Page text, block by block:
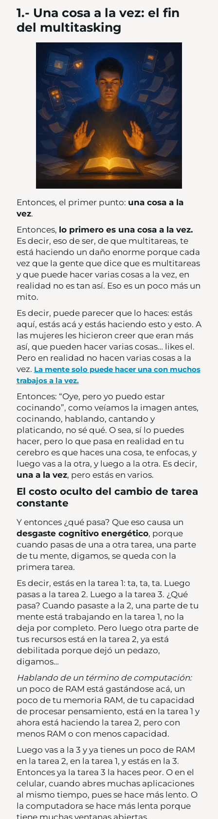
1.- Una cosa a la vez: el fin
del multitasking
Entonces, el primer punto: una cosa a la
vez.
Entonces, lo primero es una cosa a la vez.
Es decir, eso de ser, de que multitareas, te
está haciendo un daño enorme porque cada
vez que la gente que dice que es multitareas
y que puede hacer varias cosas a la vez, en
realidad no es tan así. Eso es un poco más un
mito.
Es decir, puede parecer que lo haces: estás
aquí, estás acá y estás haciendo esto y esto. A
las mujeres les hicieron creer que eran más
así, que pueden hacer varias cosas… likes el.
Pero en realidad no hacen varias cosas a la
vez. La mente solo puede hacer una con muchos
trabajos a la vez.
Entonces: “Oye, pero yo puedo estar
cocinando”, como veíamos la imagen antes,
cocinando, hablando, cantando y
platicando, no sé qué. O sea, sí lo puedes
hacer, pero lo que pasa en realidad en tu
cerebro es que haces una cosa, te enfocas, y
luego vas a la otra, y luego a la otra. Es decir,
una a la vez, pero estás en varios.
El costo oculto del cambio de tarea
constante
Y entonces ¿qué pasa? Que eso causa un
desgaste cognitivo energético, porque
cuando pasas de una a otra tarea, una parte
de tu mente, digamos, se queda con la
primera tarea.
Es decir, estás en la tarea 1: ta, ta, ta. Luego
pasas a la tarea 2. Luego a la tarea 3. ¿Qué
pasa? Cuando pasaste a la 2, una parte de tu
mente está trabajando en la tarea 1, no la
deja por completo. Pero luego otra parte de
tus recursos está en la tarea 2, ya está
debilitada porque dejó un pedazo,
digamos…
Hablando de un término de computación:
un poco de RAM está gastándose acá, un
poco de tu memoria RAM, de tu capacidad
de procesar pensamiento, está en la tarea 1 y
ahora está haciendo la tarea 2, pero con
menos RAM o con menos capacidad.
Luego vas a la 3 y ya tienes un poco de RAM
en la tarea 2, en la tarea 1, y estás en la 3.
Entonces ya la tarea 3 la haces peor. O en el
celular, cuando abres muchas aplicaciones
al mismo tiempo, pues se hace más lento. O
la computadora se hace más lenta porque
tiene muchas ventanas abiertas.